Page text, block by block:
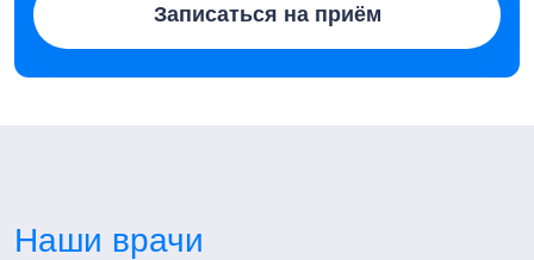
Записаться на приём
Наши врачи